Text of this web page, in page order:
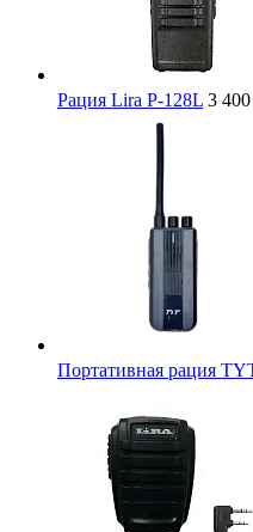
Рация Lira P-128L 3
Портативная рация